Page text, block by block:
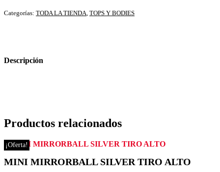
Categorías: TODA LA TIENDA, TOPS Y BODIES
Descripción
Productos relacionados
¡Oferta!
MINI MIRRORBALL SILVER TIRO ALTO